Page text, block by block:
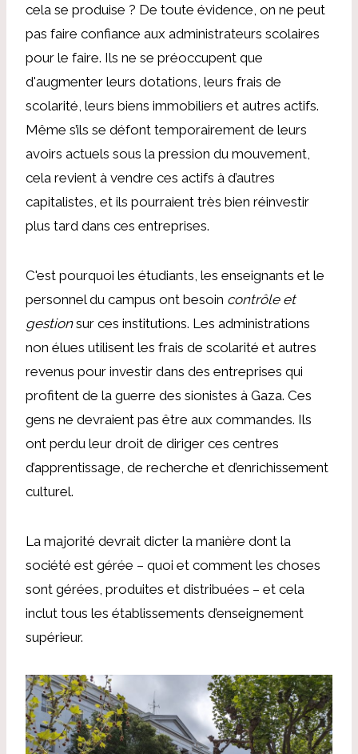
cela se produise ? De toute évidence, on ne peut
pas faire confiance aux administrateurs scolaires
pour le faire. Ils ne se préoccupent que
d'augmenter leurs dotations, leurs frais de
scolarité, leurs biens immobiliers et autres actifs.
Même s’ils se défont temporairement de leurs
avoirs actuels sous la pression du mouvement,
cela revient à vendre ces actifs à d’autres
capitalistes, et ils pourraient très bien réinvestir
plus tard dans ces entreprises.
C'est pourquoi les étudiants, les enseignants et le
personnel du campus ont besoin contrôle et
gestionsur ces institutions. Les administrations
non élues utilisent les frais de scolarité et autres
revenus pour investir dans des entreprises qui
profitent de la guerre des sionistes à Gaza. Ces
gens ne devraient pas être aux commandes. Ils
ont perdu leur droit de diriger ces centres
d’apprentissage, de recherche et d’enrichissement
culturel.
La majorité devrait dicter la manière dont la
société est gérée – quoi et comment les choses
sont gérées, produites et distribuées – et cela
inclut tous les établissements d’enseignement
supérieur.